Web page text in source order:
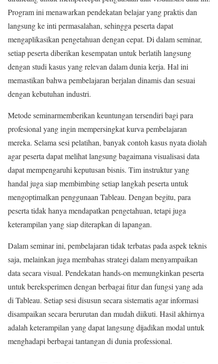
Program ini menawarkan pendekatan belajar yang praktis dan
langsung ke inti permasalahan, sehingga peserta dapat
mengaplikasikan pengetahuan dengan cepat. Di dalam seminar,
setiap peserta diberikan kesempatan untuk berlatih langsung
dengan studi kasus yang relevan dalam dunia kerja. Hal ini
memastikan bahwa pembelajaran berjalan dinamis dan sesuai
dengan kebutuhan industri.
Metode seminarmemberikan keuntungan tersendiri bagi para
profesional yang ingin mempersingkat kurva pembelajaran
mereka. Selama sesi pelatihan, banyak contoh kasus nyata diolah
agar peserta dapat melihat langsung bagaimana visualisasi data
dapat mempengaruhi keputusan bisnis. Tim instruktur yang
handal juga siap membimbing setiap langkah peserta untuk
mengoptimalkan penggunaan Tableau. Dengan begitu, para
peserta tidak hanya mendapatkan pengetahuan, tetapi juga
keterampilan yang siap diterapkan di lapangan.
Dalam seminar ini, pembelajaran tidak terbatas pada aspek teknis
saja, melainkan juga membahas strategi dalam menyampaikan
data secara visual. Pendekatan hands-on memungkinkan peserta
untuk bereksperimen dengan berbagai fitur dan fungsi yang ada
di Tableau. Setiap sesi disusun secara sistematis agar informasi
disampaikan secara berurutan dan mudah diikuti. Hasil akhirnya
adalah keterampilan yang dapat langsung dijadikan modal untuk
menghadapi berbagai tantangan di dunia professional.